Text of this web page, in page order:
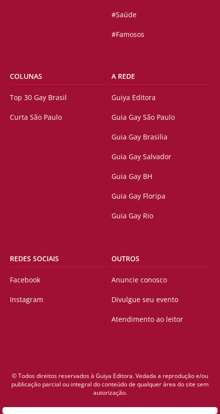
#Saúde
#Famosos
COLUNAS
Top 30 Gay Brasil
Curta São Paulo
A REDE
Guiya Editora
Guia Gay São Paulo
Guia Gay Brasilia
Guia Gay Salvador
Guia Gay BH
Guia Gay Floripa
Guia Gay Rio
REDES SOCIAIS
Facebook
Instagram
OUTROS
Anuncie conosco
Divulgue seu evento
Atendimento ao leitor
© Todos direitos reservados à Guiya Editora. Vedada a reprodução e/ou
publicação parcial ou integral do conteúdo de qualquer área do site sem
autorização.